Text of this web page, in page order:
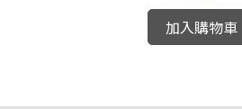
加入購物車